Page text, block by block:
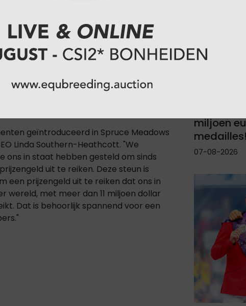
Spruce Meadows, Genève en Dutch
zou hem alvast een bonus van
geïntroduceerd in Spruce Meadows
Linda Southern-Heathcott. "We
ons in staat hebben gesteld om sinds
uit te reiken. Deze steun is
een prijzengeld uit te reiken dat ons in
met meer dan 11 miljoen dollar
Dat is behoorlijk spannend voor een
Aftellen
miljoen
medailles!
07-08-2026